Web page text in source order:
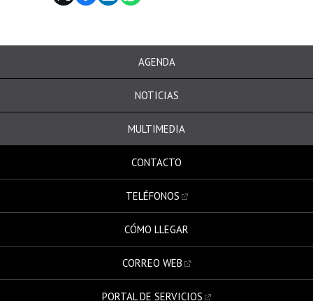
AGENDA
NOTICIAS
MULTIMEDIA
CONTACTO
TELÉFONOS
CÓMO LLEGAR
CORREO WEB
PORTAL DE SERVICIOS